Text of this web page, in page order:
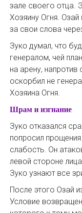
зале своего отца.
Хозяину Огня.
за свои слова
Зуко думал, что
генералом, чей
на арену, напротив
оскорбил не
Хозяина Огня.
Шрам и изгнание
Зуко отказался
попросил
слабость. Он
левой стороне
Зуко узнают все
После этого Озай
Условие